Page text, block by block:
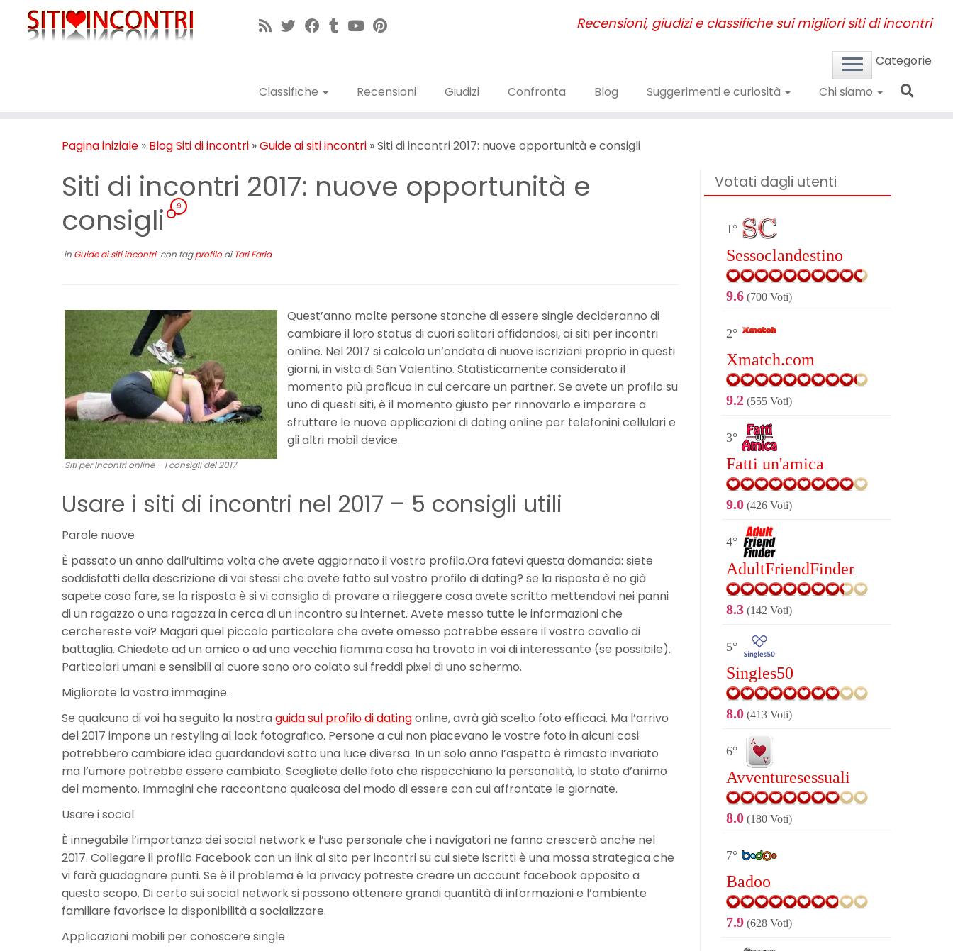
Passa
contenuto
Recensioni, giudizi e classifiche sui migliori siti di incontri
Categorie
Classifiche
Recensioni Giudizi Confronta Blog Suggerimenti e curiosità Chi siamo
Pagina iniziale » Blog Siti di incontri »Guide ai siti incontri »Siti di incontri 2017: nuove opportunità e consigli
Siti di incontri 2017: nuove opportunità e
consigli 9
in Guide ai siti incontri con tagprofilo diTari Faria
Siti per Incontri online – I consigli del 2017
Quest’anno molte persone stanche di essere single decideranno di
cambiare il loro status di cuori solitari affidandosi, ai siti per incontri
online. Nel 2017 si calcola un’ondata di nuove iscrizioni proprio in questi
giorni, in vista di San Valentino. Statisticamente considerato il
momento più proficuo in cui cercare un partner. Se avete un profilo su
uno di questi siti, è il momento giusto per rinnovarlo e imparare a
sfruttare le nuove applicazioni di dating online per telefonini cellulari e
gli altri mobil device.
Usare i siti di incontri nel 2017 – 5 consigli utili
Parole nuove
È passato un anno dall’ultima volta che avete aggiornato il vostro profilo.Ora fatevi questa domanda: siete
soddisfatti della descrizione di voi stessi che avete fatto sul vostro profilo di dating? se la risposta è no già
sapete cosa fare, se la risposta è si vi consiglio di provare a rileggere cosa avete scritto mettendovi nei panni
di un ragazzo o una ragazza in cerca di un incontro su internet. Avete messo tutte le informazioni che
cerchereste voi? Magari quel piccolo particolare che avete omesso potrebbe essere il vostro cavallo di
battaglia. Chiedete ad un amico o ad una vecchia fiamma cosa ha trovato in voi di interessante (se possibile).
Particolari umani e sensibili al cuore sono oro colato sui freddi pixel di uno schermo.
Migliorate la vostra immagine.
Se qualcuno di voi ha seguito la nostra guida sul profilo di datingonline, avrà già scelto foto efficaci. Ma l’arrivo
del 2017 impone un restyling al look fotografico. Persone a cui non piacevano le vostre foto in alcuni casi
potrebbero cambiare idea guardandovi sotto una luce diversa. In un solo anno I’aspetto è rimasto invariato
ma l’umore potrebbe essere cambiato. Scegliete delle foto che rispecchiano la personalità, lo stato d’animo
del momento. Immagini che raccontano qualcosa del modo di essere con cui affrontate le giornate.
Usare i social.
È innegabile l’importanza dei social network e l’uso personale che i navigatori ne fanno crescerà anche nel
2017. Collegare il profilo Facebook con un link al sito per incontri su cui siete iscritti è una mossa strategica che
vi farà guadagnare punti. Se è il problema è la privacy potreste creare un account facebook apposito a
questo scopo. Di certo sui social network si possono ottenere grandi quantità di informazioni e l’ambiente
familiare favorisce la disponibilità a socializzare.
Applicazioni mobili per conoscere single
Votati dagli utenti
1°
Sessoclandestino
9.6 (700 Voti)
2°
Xmatch.com
9.2 (555 Voti)
3°
Fatti un'amica
9.0 (426 Voti)
4°
AdultFriendFinder
8.3 (142 Voti)
5°
Singles50
8.0 (413 Voti)
6°
Avventuresessuali
8.0 (180 Voti)
7°
Badoo
7.9 (628 Voti)